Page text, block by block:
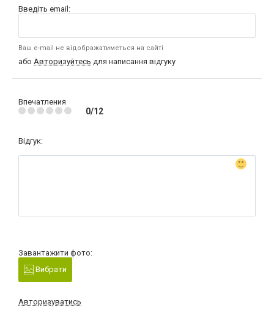
Введіть email:
Ваш e-mail не відображатиметься на сайті
або Авторизуйтесь для написання відгуку
Впечатления
0/12
Відгук:
Завантажити фото:
Вибрати
Авторизуватись